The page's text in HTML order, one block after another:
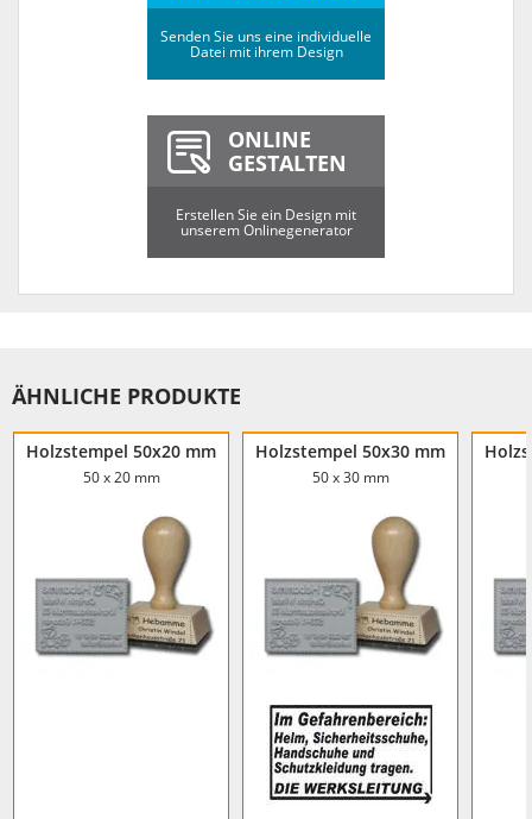
Senden Sie uns eine individuelle
Datei mit ihrem Design
ONLINE
GESTALTEN
Erstellen Sie ein Design mit
unserem Onlinegenerator
ÄHNLICHE PRODUKTE
Holzstempel 50x20 mm
50 x 20 mm
Holzstempel 50x30 mm
50 x 30 mm